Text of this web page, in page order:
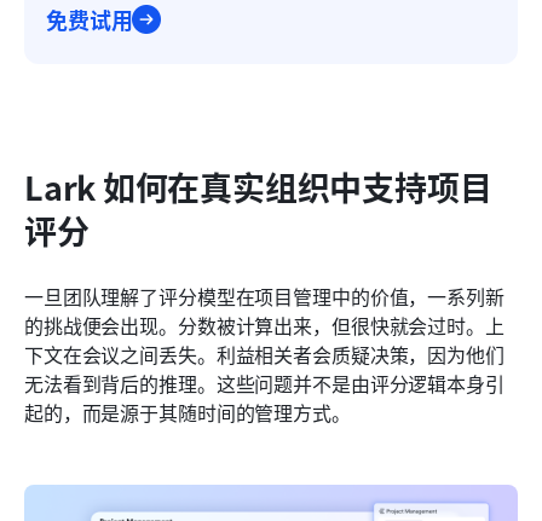
免费试用
Lark 如何在真实组织中支持项目
评分
一旦团队理解了评分模型在项目管理中的价值，一系列新
的挑战便会出现。分数被计算出来，但很快就会过时。上
下文在会议之间丢失。利益相关者会质疑决策，因为他们
无法看到背后的推理。这些问题并不是由评分逻辑本身引
起的，而是源于其随时间的管理方式。